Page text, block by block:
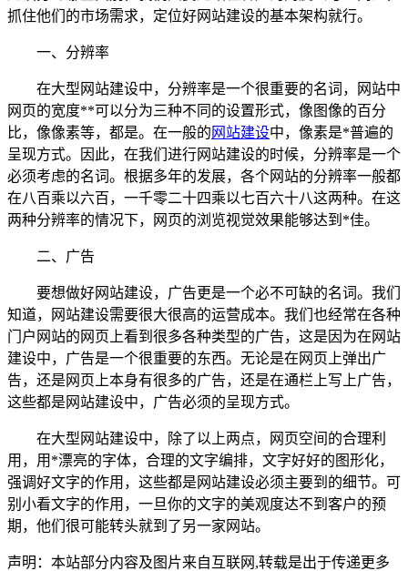
抓住他们的市场需求，定位好网站建设的基本架构就行。
一、分辨率
在大型网站建设中，分辨率是一个很重要的名词，网站中
网页的宽度**可以分为三种不同的设置形式，像图像的百分
比，像像素等，都是。在一般的 网站建设中，像素是*普遍的
呈现方式。因此，在我们进行网站建设的时候，分辨率是一个
必须考虑的名词。根据多年的发展，各个网站的分辨率一般都
在八百乘以六百，一千零二十四乘以七百六十八这两种。在这
两种分辨率的情况下，网页的浏览视觉效果能够达到*佳。
二、广告
要想做好网站建设，广告更是一个必不可缺的名词。我们
知道，网站建设需要很大很高的运营成本。我们也经常在各种
门户网站的网页上看到很多各种类型的广告，这是因为在网站
建设中，广告是一个很重要的东西。无论是在网页上弹出广
告，还是网页上本身有很多的广告，还是在通栏上写上广告，
这些都是网站建设中，广告必须的呈现方式。
在大型网站建设中，除了以上两点，网页空间的合理利
用，用*漂亮的字体，合理的文字编排，文字好好的图形化，
强调好文字的作用，这些都是网站建设必须主要到的细节。可
别小看文字的作用，一旦你的文字的美观度达不到客户的预
期，他们很可能转头就到了另一家网站。
声明：本站部分内容及图片来自互联网,转载是出于传递更多